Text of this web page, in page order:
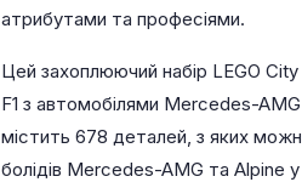
атрибутами та професіями.
Цей захоплюючий набір LEGO
F1 з автомобілями Mercedes-
містить 678 деталей, з яких
болідів Mercedes-AMG та Alpine